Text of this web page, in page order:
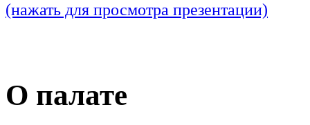
(нажать для просмотра презентации)
О палате